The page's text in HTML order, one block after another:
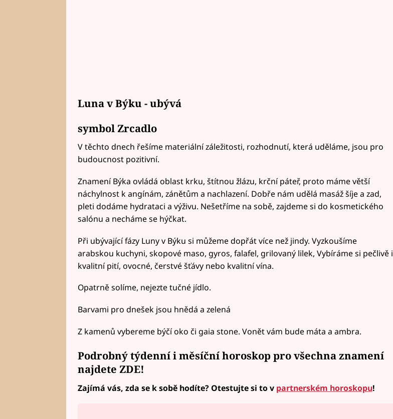
Luna v Býku - ubývá
symbol Zrcadlo
V těchto dnech řešíme materiální záležitosti, rozhodnutí, která uděláme, jsou pro
budoucnost pozitivní.
Znamení Býka ovládá oblast krku, štítnou žlázu, krční páteř, proto máme větší
náchylnost k angínám, zánětům a nachlazení. Dobře nám udělá masáž šíje a zad,
pleti dodáme hydrataci a výživu. Nešetříme na sobě, zajdeme si do kosmetického
salónu a necháme se hýčkat.
Při ubývající fázy Luny v Býku si můžeme dopřát více než jindy. Vyzkoušíme
arabskou kuchyni, skopové maso, gyros, falafel, grilovaný lilek, Vybíráme si pečlivě i
kvalitní pití, ovocné, čerstvé šťávy nebo kvalitní vína.
Opatrně solíme, nejezte tučné jídlo.
Barvami pro dnešek jsou hnědá a zelená
Z kamenů vybereme býčí oko či gaia stone. Vonět vám bude máta a ambra.
Podrobný týdenní i měsíční horoskop pro všechna znamení
najdete ZDE!
Zajímá vás, zda se k sobě hodíte? Otestujte si to v partnerském horoskopu!